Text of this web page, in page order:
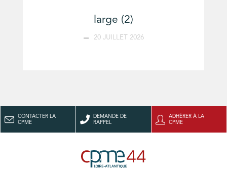
large (2)
20 JUILLET 2026
CONTACTER LA
CPME
DEMANDE DE
RAPPEL
ADHÉRER À LA
CPME